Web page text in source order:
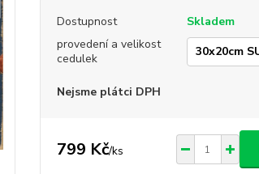
Dostupnost
Skladem
provedení a velikost
cedulek
Nejsme plátci DPH
799 Kč/ks